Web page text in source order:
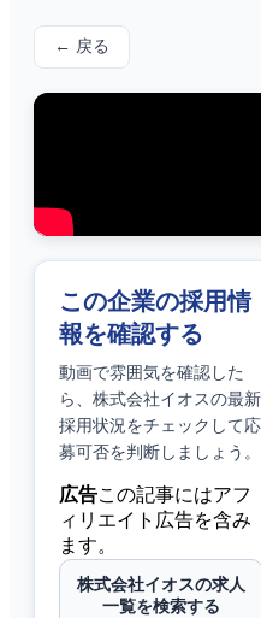
← 戻る
この企業の採用情
報を確認する
動画で雰囲気を確認した
ら、 株式会社イオスの最新
採用状況をチェックして応
募可否を判断しましょう。
広告この記事にはアフ
ィリエイト広告を含み
ます。
株式会社イオスの求人
一覧を検索する